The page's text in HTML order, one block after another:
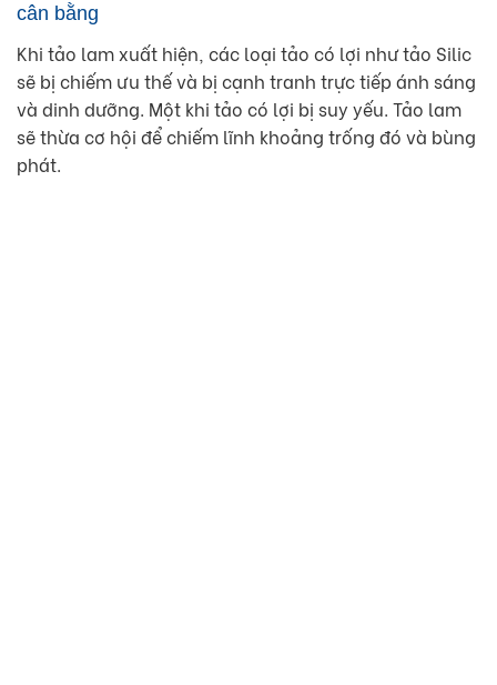
cân bằng
Khi tảo lam xuất hiện, các loại tảo có lợi như tảo Silic
sẽ bị chiếm ưu thế và bị cạnh tranh trực tiếp ánh sáng
và dinh dưỡng. Một khi tảo có lợi bị suy yếu. Tảo lam
sẽ thừa cơ hội để chiếm lĩnh khoảng trống đó và bùng
phát.